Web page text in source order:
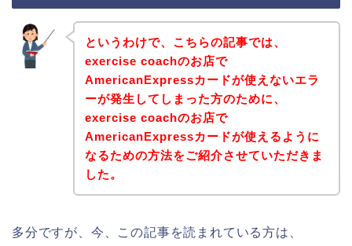
というわけで、こちらの記事では、
exercise coachのお店で
AmericanExpressカードが使えないエラ
ーが発生してしまった方のために、
exercise coachのお店で
AmericanExpressカードが使えるように
なるための方法をご紹介させていただきま
した。
多分ですが、今、この記事を読まれている方は、